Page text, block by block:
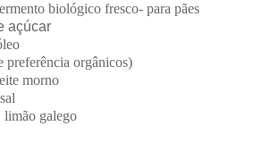
biológico fresco- para pães
açúcar
preferência orgânicos)
morno
limão galego